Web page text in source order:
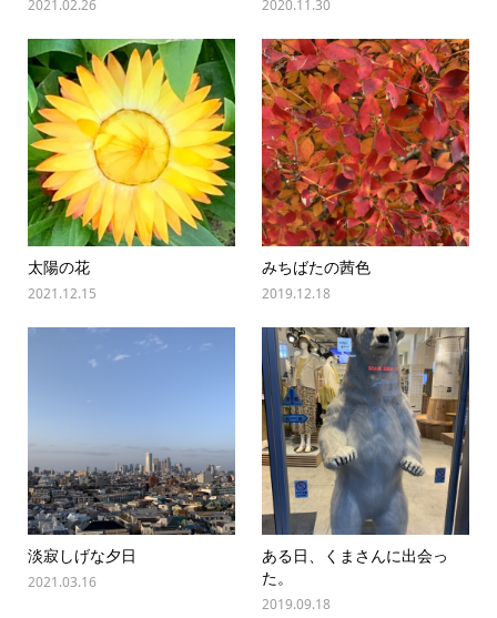
2021.02.26 2020.11.30
太陽の花
2021.12.15
みちばたの茜色
2019.12.18
淡寂しげな夕日
2021.03.16
ある日、くまさんに出会っ
た。
2019.09.18